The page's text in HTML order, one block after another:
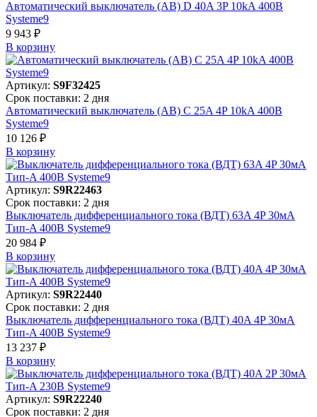
Автоматический выключатель (АВ) D 40A 3P 10kA 400В
Systeme9
9 943 ₽
В корзинy
Артикул: S9F32425
Срок поставки: 2 дня
Автоматический выключатель (АВ) C 25A 4P 10kA 400В
Systeme9
10 126 ₽
В корзинy
Артикул: S9R22463
Срок поставки: 2 дня
Выключатель дифференциального тока (ВДТ) 63A 4P 30мА
Тип-A 400В Systeme9
20 984 ₽
В корзинy
Артикул: S9R22440
Срок поставки: 2 дня
Выключатель дифференциального тока (ВДТ) 40A 4P 30мА
Тип-A 400В Systeme9
13 237 ₽
В корзинy
Артикул: S9R22240
Срок поставки: 2 дня